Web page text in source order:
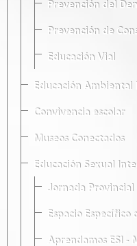
Prevención del
Prevención de
Educación Vial
Educación Ambiental
Convivencia escolar
Museos Conectados
Educación Sexual
Jornada Provincial
Espacio Específico
Aprendamos ESI -